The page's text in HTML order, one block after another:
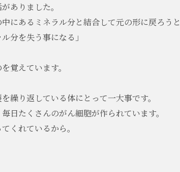
ありました。
にあるミネラル分と結合して元の形に戻ろうと
分を失う事になる」
覚えています。
繰り返している体にとって一大事です。
日たくさんのがん細胞が作られています。
くれているから。